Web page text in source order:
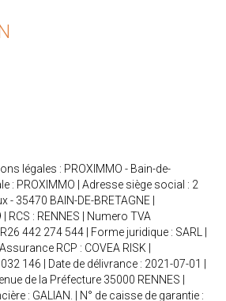
légales : PROXIMMO - Bain-de-
: PROXIMMO | Adresse siège social : 2
- 35470 BAIN-DE-BRETAGNE |
RCS : RENNES | Numero TVA
442 274 544 | Forme juridique : SARL |
RCP : COVEA RISK |
146 | Date de délivrance : 2021-07-01 |
de la Préfecture 35000 RENNES |
: GALIAN. | N° de caisse de garantie :